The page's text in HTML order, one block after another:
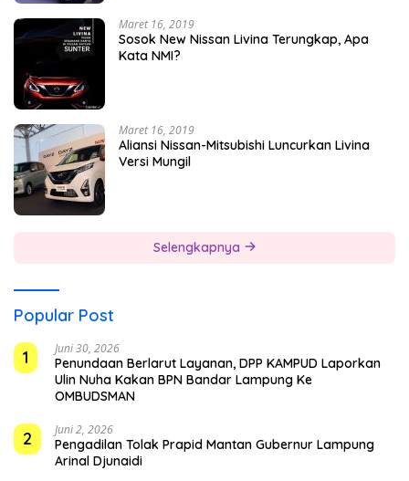
Maret 16, 2019
Sosok New Nissan Livina Terungkap, Apa
Kata NMI?
Maret 16, 2019
Aliansi Nissan-Mitsubishi Luncurkan Livina
Versi Mungil
Selengkapnya
Popular Post
1
Juni 30, 2026
Penundaan Berlarut Layanan, DPP KAMPUD Laporkan
Ulin Nuha Kakan BPN Bandar Lampung Ke
OMBUDSMAN
2 Juni 2, 2026
Pengadilan Tolak Prapid Mantan Gubernur Lampung
Arinal Djunaidi